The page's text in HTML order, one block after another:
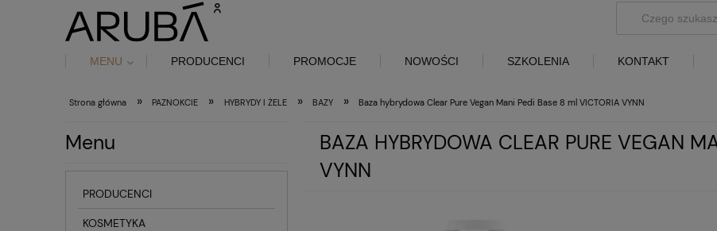
MENU PRODUCENCI PROMOCJE NOWOŚCI SZKOLENIA KONTAKT
Strona główna » PAZNOKCIE » HYBRYDY I ŻELE » BAZY » Baza hybrydowa Clear Pure Vegan Mani Pedi Base 8 ml VICTORIA VYNN
Menu
PRODUCENCI
KOSMETYKA
BAZA HYBRYDOWA CLEAR PURE VEGAN
VYNN